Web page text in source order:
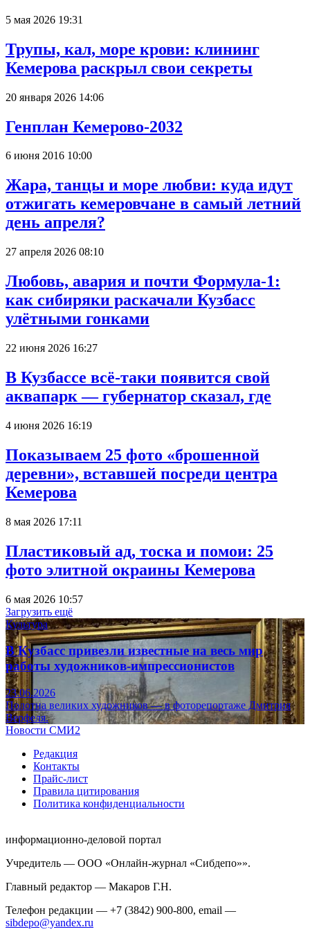
5 мая 2026 19:31
Трупы, кал, море крови: клининг
Кемерова раскрыл свои секреты
20 января 2026 14:06
Генплан Кемерово-2032
6 июня 2016 10:00
Жара, танцы и море любви: куда идут
отжигать кемеровчане в самый летний
день апреля?
27 апреля 2026 08:10
Любовь, авария и почти Формула-1:
как сибиряки раскачали Кузбасс
улётными гонками
22 июня 2026 16:27
В Кузбассе всё-таки появится свой
аквапарк — губернатор сказал, где
4 июня 2026 16:19
Показываем 25 фото «брошенной
деревни», вставшей посреди центра
Кемерова
8 мая 2026 17:11
Пластиковый ад, тоска и помои: 25
фото элитной окраины Кемерова
6 мая 2026 10:57
Загрузить ещё
Культура
В Кузбасс привезли известные на весь мир
работы художников-импрессионистов
23.06.2026
Полотна великих художников — в фоторепортаже Дмитрия
Верфеля.
Новости СМИ2
Редакция
Контакты
Прайс-лист
Правила цитирования
Политика конфиденциальности
информационно-деловой портал
Учредитель — ООО «Онлайн-журнал «Сибдепо»».
Главный редактор — Макаров Г.Н.
Телефон редакции — +7 (3842) 900-800, email —
sibdepo@yandex.ru